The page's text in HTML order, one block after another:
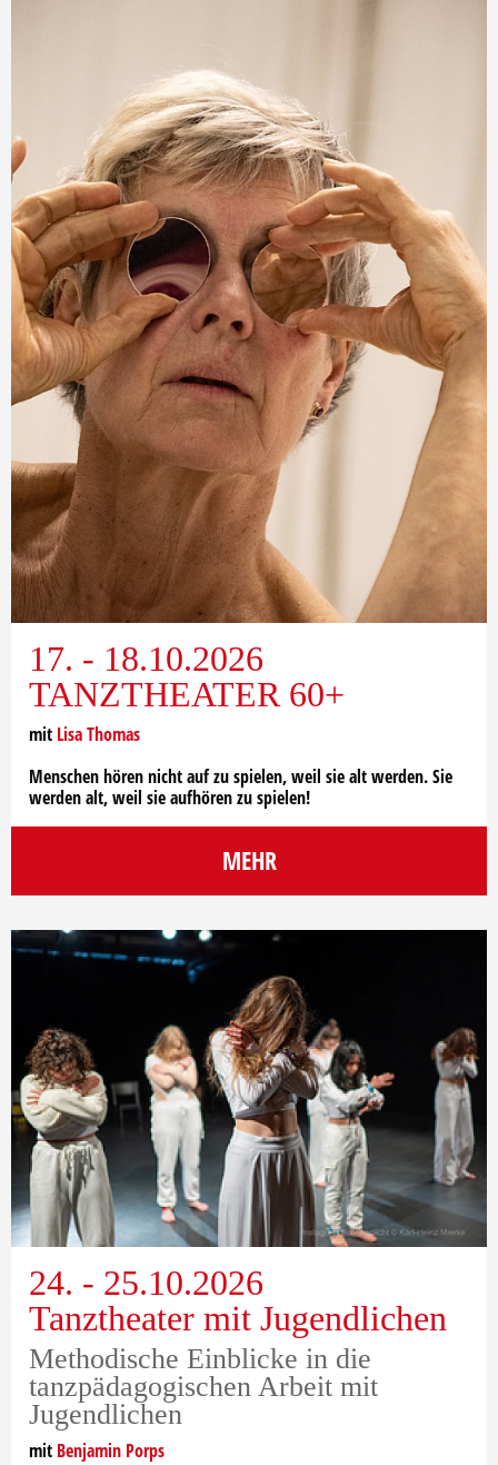
17. - 18.10.2026
TANZTHEATER 60+
mit Lisa Thomas
Menschen hören nicht auf zu spielen, weil sie alt werden. Sie
werden alt, weil sie aufhören zu spielen!
MEHR
24. - 25.10.2026
Tanztheater mit Jugendlichen
Methodische Einblicke in die
tanzpädagogischen Arbeit mit
Jugendlichen
mit Benjamin Porps